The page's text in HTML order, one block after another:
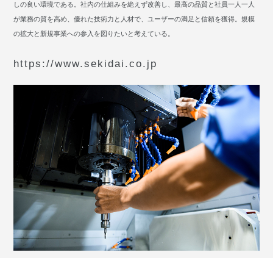
しの良い環境である。社内の仕組みを絶えず改善し、最高の品質と社員一人一人
が業務の質を高め、優れた技術力と人材で、ユーザーの満足と信頼を獲得。規模
の拡大と新規事業への参入を図りたいと考えている。
https://www.sekidai.co.jp